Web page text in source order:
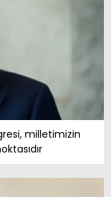
milletimizin